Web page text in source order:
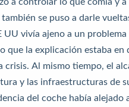
se puso a darle
UU vivía ajeno a un problema
que la explicación estaba en
crisis. Al mismo tiempo, el
y las infraestructuras de
del coche había alejado